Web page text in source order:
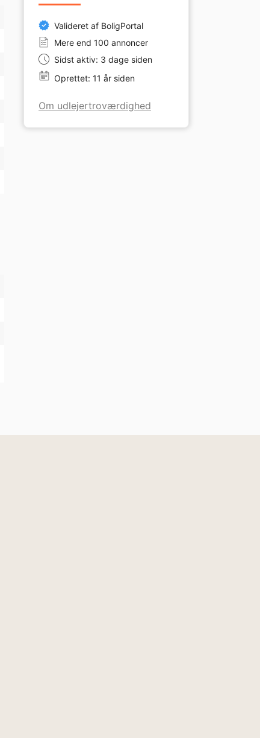
Valideret af BoligPortal
Mere end 100 annoncer
Sidst aktiv: 3 dage siden
Oprettet: 11 år siden
Om udlejertroværdighed